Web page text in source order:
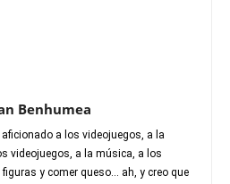
Benhumea
a los videojuegos, a la
videojuegos, a la música, a los
y comer queso... ah, y creo que